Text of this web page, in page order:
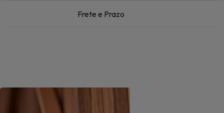
Frete e Prazo